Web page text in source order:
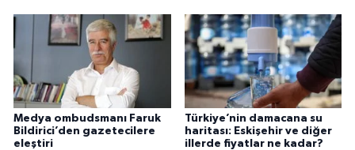
Medya ombudsmanı Faruk
Bildirici’den gazetecilere
eleştiri
Türkiye’nin damacana su
haritası: Eskişehir ve diğer
illerde fiyatlar ne kadar?